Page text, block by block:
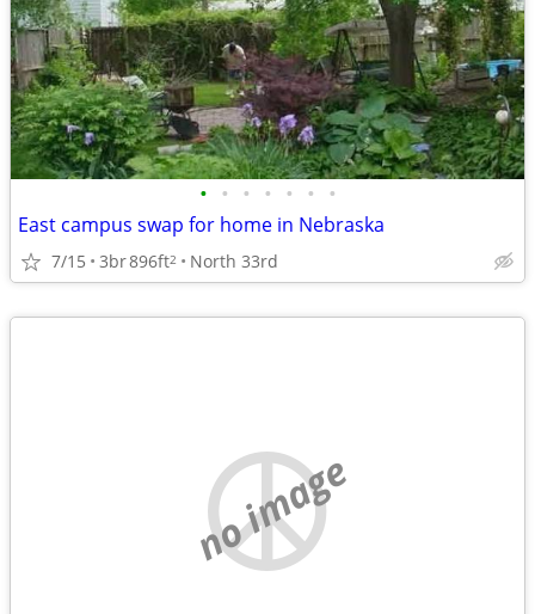
• • • • • • •
East campus swap for home in Nebraska
7/15 3br896ft2 North 33rd
no image